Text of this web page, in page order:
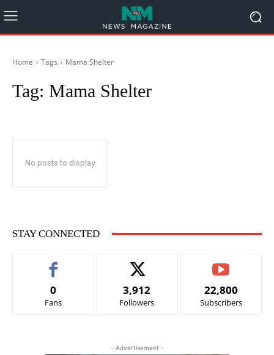
Home Tags Mama Shelter
Tag: Mama Shelter
No posts to display
STAY CONNECTED
0
Fans
3,912
Followers
22,800
Subscribers
- Advertisement -